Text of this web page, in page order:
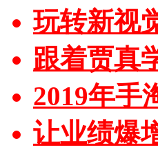
玩转新视
跟着贾真
2019年手
让业绩爆